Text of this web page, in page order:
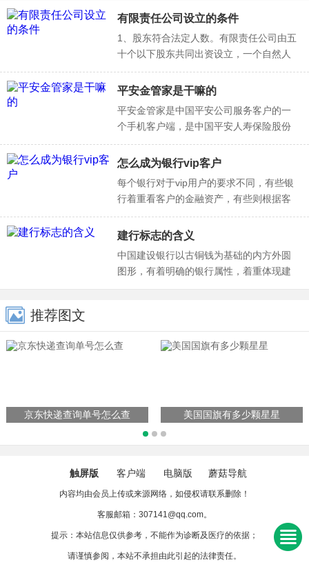
有限责任公司设立的条件
1、股东符合法定人数。有限责任公司由五
十个以下股东共同出资设立，一个自然人
或者一个法人也可以单独设立有限责任公
司。2、股东出资达到法定资本最低限额。
币三万元，一人有限责任公司的注册资本
最低限额为人民币十万元。特定...
平安金管家是干嘛的
平安金管家是中国平安公司服务客户的一
个手机客户端，是中国平安人寿保险股份
有限公司为用户提供保险保单、财富增
值、丰富活动和健康管理全方位的移动金
当然还有一些理财年化利率5%左右的理财
产品，日常生活查询，注册时需使用...
怎么成为银行vip客户
每个银行对于vip用户的要求不同，有些银
行着重看客户的金融资产，有些则根据客
户的等级进行划分。总之，客户对银行的
贡献度是非常重要的。如果大家想成为银
的vip客户规则。一般来说，银行会按照金
融资产(如定期存款)...
建行标志的含义
中国建设银行以古铜钱为基础的内方外圆
图形，有着明确的银行属性，着重体现建
设银行的方圆特性。方，代表严格、规
效果，代表着中国与建筑英文缩写，两个
字母的重叠，寓意积累，象征建设银行
推荐图文
京东快递查询单号怎么查 美国国旗有多少颗星星
触屏版 客户端 电脑版 蘑菇导航
内容均由会员上传或来源网络，如侵权请联系删除！
客服邮箱：307141@qq.com。
提示：本站信息仅供参考，不能作为诊断及医疗的依据；
请谨慎参阅，本站不承担由此引起的法律责任。